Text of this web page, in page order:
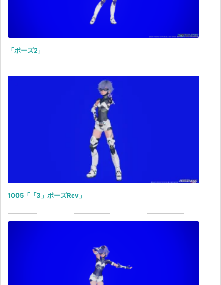
「ポーズ2」
1005「「3」ポーズRev」